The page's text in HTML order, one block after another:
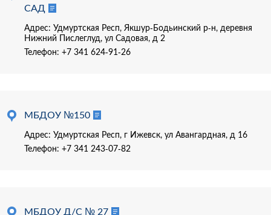
САД
Адрес: Удмуртская Респ, Якшур-Бодьинский р-н, деревня
Нижний Пислеглуд, ул Садовая, д 2
Телефон: +7 341 624-91-26
МБДОУ №150
Адрес: Удмуртская Респ, г Ижевск, ул Авангардная, д 16
Телефон: +7 341 243-07-82
МБДОУ Д/С № 27